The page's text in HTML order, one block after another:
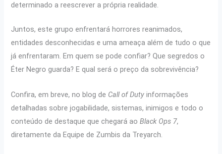
determinado a reescrever a própria realidade.
Juntos, este grupo enfrentará horrores reanimados,
entidades desconhecidas e uma ameaça além de tudo o que
já enfrentaram. Em quem se pode confiar? Que segredos o
Éter Negro guarda? E qual será o preço da sobrevivência?
Confira, em breve, no blog de Call of Duty informações
detalhadas sobre jogabilidade, sistemas, inimigos e todo o
conteúdo de destaque que chegará aoBlack Ops 7,
diretamente da Equipe de Zumbis da Treyarch.